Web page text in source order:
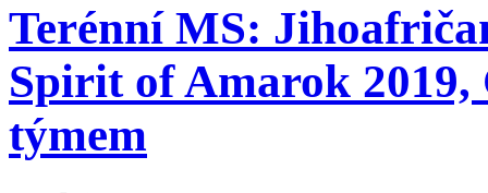
Terénní MS:
Spirit of Amarok
týmem